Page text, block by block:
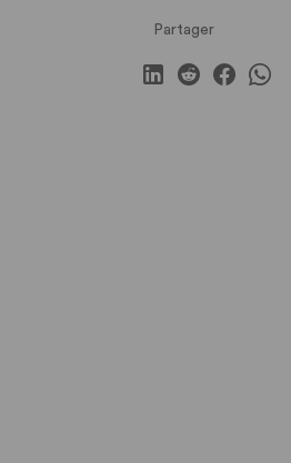
Partager